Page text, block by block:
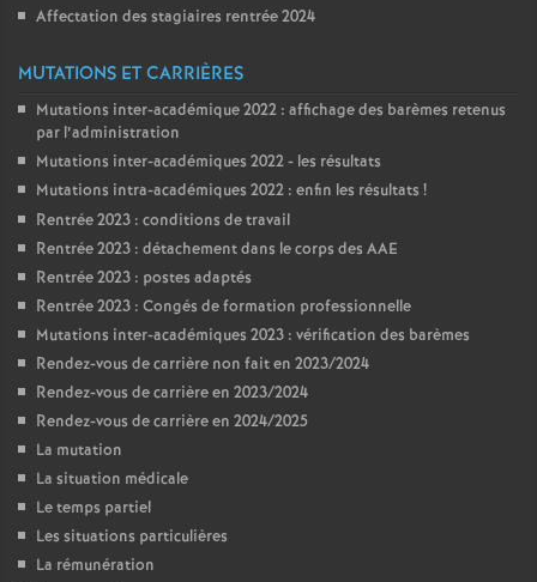
Affectation des stagiaires rentrée 2024
MUTATIONS ET CARRIÈRES
Mutations inter-académique 2022 : affichage des barèmes retenus
par l’administration
Mutations inter-académiques 2022 - les résultats
Mutations intra-académiques 2022 : enfin les résultats !
Rentrée 2023 : conditions de travail
Rentrée 2023 : détachement dans le corps des AAE
Rentrée 2023 : postes adaptés
Rentrée 2023 : Congés de formation professionnelle
Mutations inter-académiques 2023 : vérification des barèmes
Rendez-vous de carrière non fait en 2023/2024
Rendez-vous de carrière en 2023/2024
Rendez-vous de carrière en 2024/2025
La mutation
La situation médicale
Le temps partiel
Les situations particulières
La rémunération